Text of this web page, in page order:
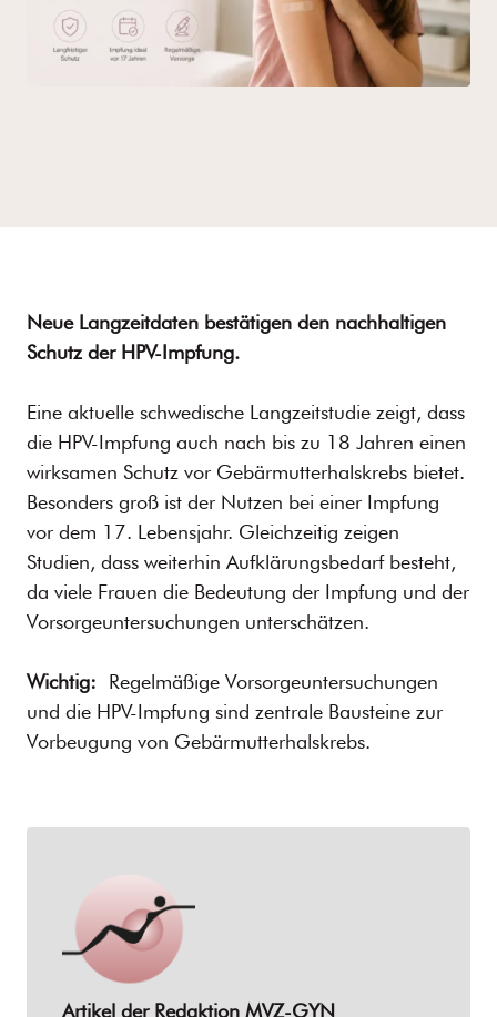
Neue Langzeitdaten bestätigen den nachhaltigen
Schutz der HPV-Impfung.
Eine aktuelle schwedische Langzeitstudie zeigt, dass
die HPV-Impfung auch nach bis zu 18 Jahren einen
wirksamen Schutz vor Gebärmutterhalskrebs bietet.
Besonders groß ist der Nutzen bei einer Impfung
vor dem 17. Lebensjahr. Gleichzeitig zeigen
Studien, dass weiterhin Aufklärungsbedarf besteht,
da viele Frauen die Bedeutung der Impfung und der
Vorsorgeuntersuchungen unterschätzen.
Wichtig: Regelmäßige Vorsorgeuntersuchungen
und die HPV-Impfung sind zentrale Bausteine zur
Vorbeugung von Gebärmutterhalskrebs.
Artikel der Redaktion MVZ-GYN